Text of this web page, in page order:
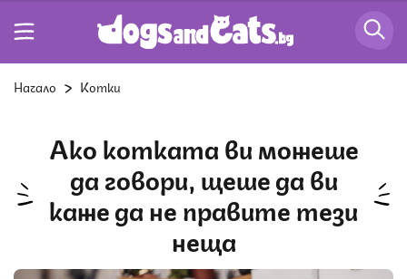
Начало Котки
Ако котката ви можеше
да говори, щеше да ви
каже да не правите тези
неща